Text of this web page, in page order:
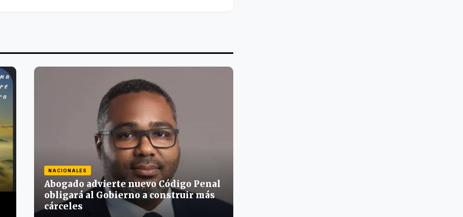
NACIONALES
Abogado advierte nuevo Código Penal
obligará al Gobierno a construir más
cárceles